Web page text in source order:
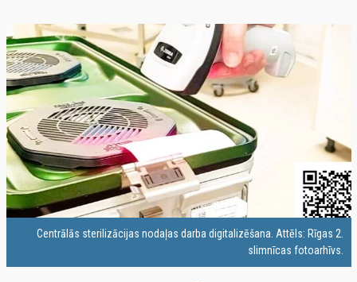
Centrālās sterilizācijas nodaļas darba digitalizēšana. Attēls: Rīgas 2.
slimnīcas fotoarhīvs.